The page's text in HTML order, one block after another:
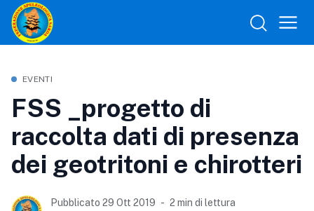
EVENTI
FSS _progetto di
raccolta dati di presenza
dei geotritoni e chirotteri
Pubblicato 29 Ott 2019
2 min di lettura